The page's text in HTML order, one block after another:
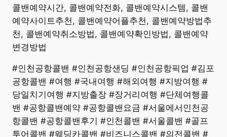
콜밴예약시간, 콜밴예약전화, 콜밴예약시스템, 콜밴
예약사이트추천, 콜밴예약어플추천, 콜밴예약방법추
천, 콜밴예약취소방법, 콜밴예약확인방법, 콜밴예약
변경방법
#인천공항콜밴 #인천공항샌딩 #인천공항픽업 #김포
공항콜밴 #여행 #국내여행 #해외여행 #지방여행 #
당일치기여행 #지방출장 #장거리여행 #단체여행콜
밴 #공항콜밴예약 #공항콜밴요금 #서울에서인천공
항콜밴 #공항콜밴후기 #인천콜밴 #서울콜밴 #골프
투어콜밴 #웨딩카콜밴 #비즈니스콜밴 #의전콜밴 #